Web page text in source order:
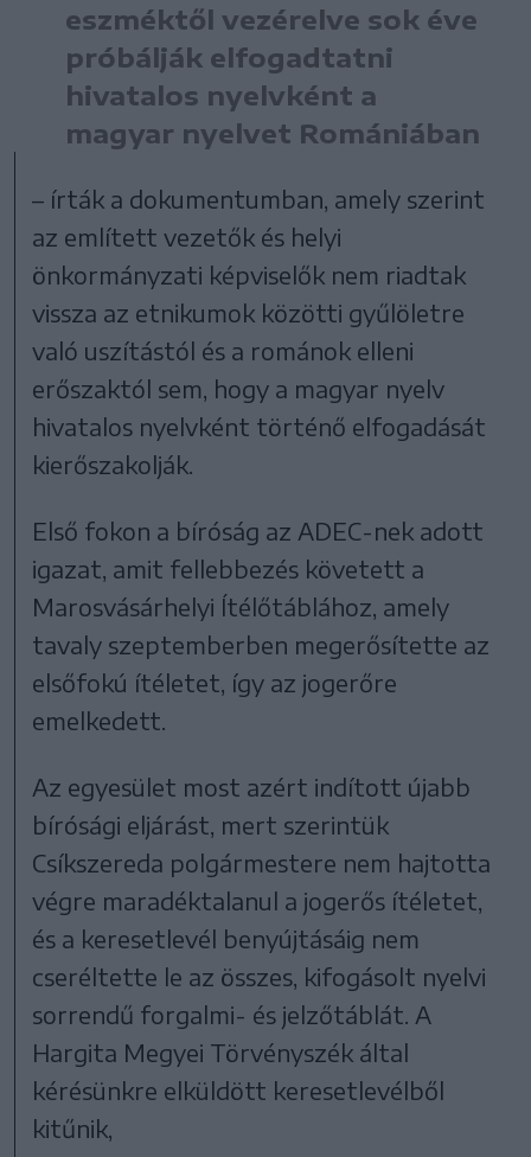
eszméktől vezérelve sok éve
próbálják elfogadtatni
hivatalos nyelvként a
magyar nyelvet Romániában
– írták a dokumentumban, amely szerint
az említett vezetők és helyi
önkormányzati képviselők nem riadtak
vissza az etnikumok közötti gyűlöletre
való uszítástól és a románok elleni
erőszaktól sem, hogy a magyar nyelv
hivatalos nyelvként történő elfogadását
kierőszakolják.
Első fokon a bíróság az ADEC-nek adott
igazat, amit fellebbezés követett a
Marosvásárhelyi Ítélőtáblához, amely
tavaly szeptemberben megerősítette az
elsőfokú ítéletet, így az jogerőre
emelkedett.
Az egyesület most azért indított újabb
bírósági eljárást, mert szerintük
Csíkszereda polgármestere nem hajtotta
végre maradéktalanul a jogerős ítéletet,
és a keresetlevél benyújtásáig nem
cseréltette le az összes, kifogásolt nyelvi
sorrendű forgalmi- és jelzőtáblát. A
Hargita Megyei Törvényszék által
kérésünkre elküldött keresetlevélből
kitűnik,